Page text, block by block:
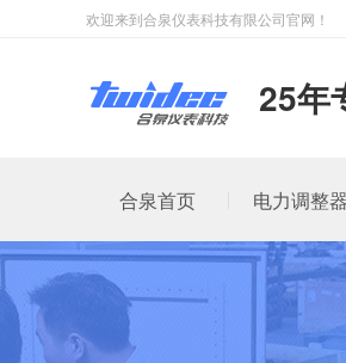
欢迎来到合泉仪表科技有限公司官网！
25年
合泉首页 电力调整器